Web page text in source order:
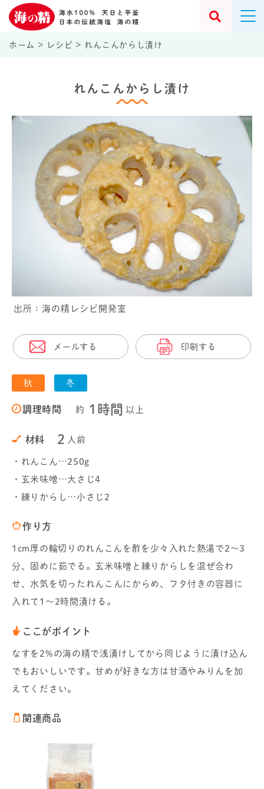
ホーム > レシピ > れんこんからし漬け
れんこんからし漬け
出所：海の精レシピ開発室
メールする 印刷する
秋 冬
調理時間 約 1時間 以上
材料 2 人前
・れんこん…250g
・玄米味噌…大さじ4
・練りからし…小さじ2
作り方
1cm厚の輪切りのれんこんを酢を少々入れた熱湯で2～3
分、固めに茹でる。玄米味噌と練りからしを混ぜ合わ
せ、水気を切ったれんこんにからめ、フタ付きの容器に
入れて1～2時間漬ける。
ここがポイント
なすを2%の海の精で浅漬けしてから同じように漬け込ん
でもおいしいです。甘めが好きな方は甘酒やみりんを加
えてください。
関連商品